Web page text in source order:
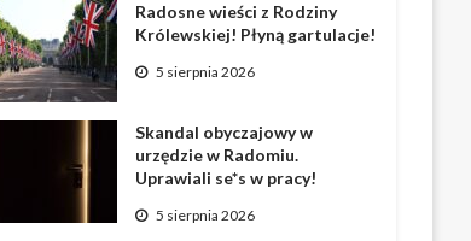
Radosne wieści z Rodziny
Królewskiej! Płyną gartulacje!
5 sierpnia 2026
Skandal obyczajowy w
urzędzie w Radomiu.
Uprawiali se*s w pracy!
5 sierpnia 2026